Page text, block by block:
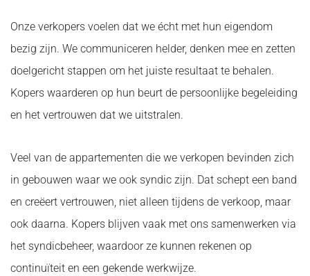
Onze verkopers voelen dat we écht met hun eigendom
bezig zijn. We communiceren helder, denken mee en zetten
doelgericht stappen om het juiste resultaat te behalen.
Kopers waarderen op hun beurt de persoonlijke begeleiding
en het vertrouwen dat we uitstralen.
Veel van de appartementen die we verkopen bevinden zich
in gebouwen waar we ook syndic zijn. Dat schept een band
en creëert vertrouwen, niet alleen tijdens de verkoop, maar
ook daarna. Kopers blijven vaak met ons samenwerken via
het syndicbeheer, waardoor ze kunnen rekenen op
continuïteit en een gekende werkwijze.